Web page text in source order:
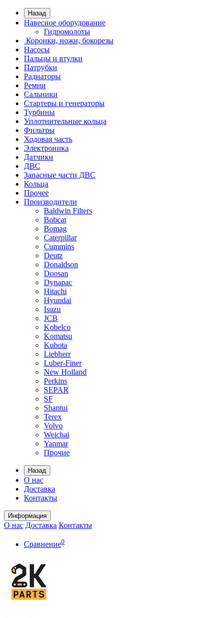
Назад
Навесное оборудование
Гидромолоты
Коронки, ножи, бокорезы
Насосы
Пальцы и втулки
Патрубки
Радиаторы
Ремни
Сальники
Стартеры и генераторы
Турбины
Уплотнительные кольца
Фильтры
Ходовая часть
Электроника
Датчики
ДВС
Запасные части ДВС
Кольца
Прочее
Производители
Baldwin Filters
Bobcat
Bomag
Caterpillar
Cummins
Deutz
Donaldson
Doosan
Dynapac
Hitachi
Hyundai
Isuzu
JCB
Kobelco
Komatsu
Kubota
Liebherr
Luber-Finer
New Holland
Perkins
SEPAR
SF
Shantui
Terex
Volvo
Weichai
Yanmar
Прочие
Назад
О нас
Доставка
Контакты
Информация
О нас Доставка Контакты
Сравнение0